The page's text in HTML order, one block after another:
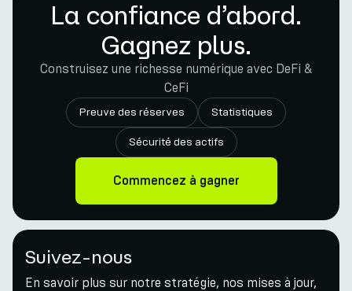
La confiance d’abord.
Gagnez plus.
Construisez une richesse numérique avec DeFi &
CeFi
Preuve des réserves Statistiques
Sécurité des actifs
Commencez à gagner
Suivez-nous
En savoir plus sur notre stratégie, nos mises à jour,